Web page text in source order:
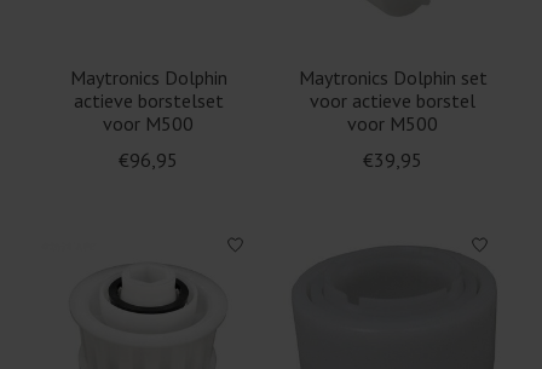
Maytronics Dolphin
actieve borstelset
voor M500
€96,95
Maytronics Dolphin set
voor actieve borstel
voor M500
€39,95